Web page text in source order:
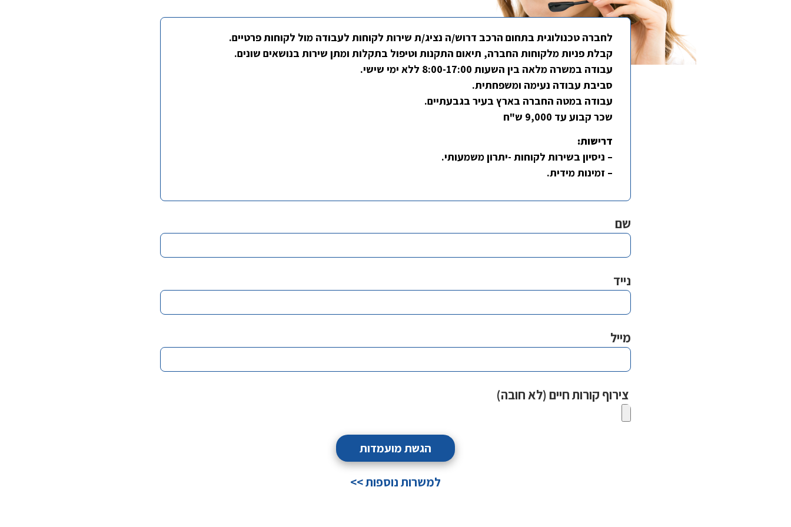
לחברה טכנולוגית בתחום הרכב דרוש/ה נציג/ת שירות לקוחות לעבודה מול לקוחות פרטיים.
קבלת פניות מלקוחות החברה, תיאום התקנות וטיפול בתקלות ומתן שירות בנושאים שונים.
עבודה במשרה מלאה בין השעות 8:00-17:00 ללא ימי שישי.
סביבת עבודה נעימה ומשפחתית.
עבודה במטה החברה בארץ בעיר בגבעתיים.
שכר קבוע עד 9,000 ש"ח
דרישות:
– ניסיון בשירות לקוחות -יתרון משמעותי.
– זמינות מידית.
שם
נייד
מייל
צירוף קורות חיים (לא חובה)
למשרות נוספות >>